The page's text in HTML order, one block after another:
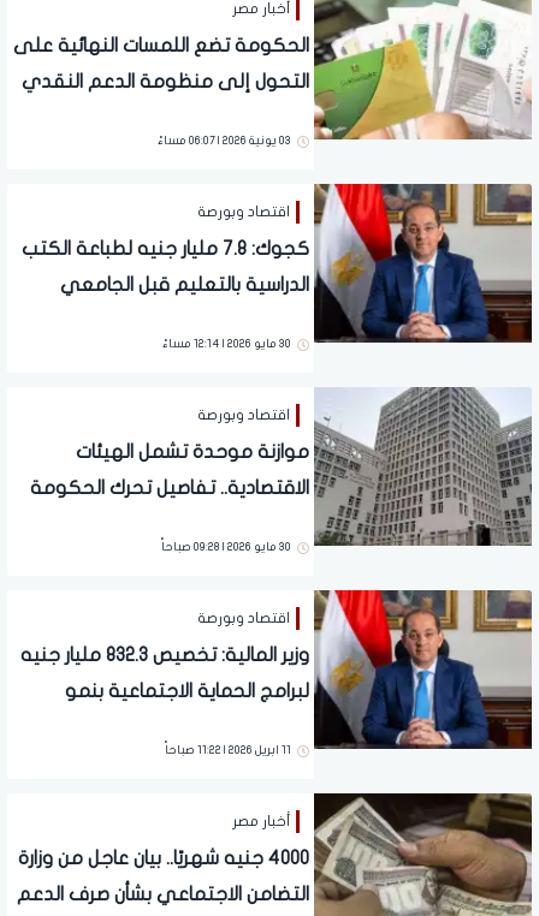
أخبار مصر
الحكومة تضع اللمسات النهائية على
التحول إلى منظومة الدعم النقدي
03 يونية 2026 | 06:07 مساءً
اقتصاد وبورصة
كجوك: 7.8 مليار جنيه لطباعة الكتب
الدراسية بالتعليم قبل الجامعي
30 مايو 2026 | 12:14 مساءً
اقتصاد وبورصة
موازنة موحدة تشمل الهيئات
الاقتصادية.. تفاصيل تحرك الحكومة
30 مايو 2026 | 09:28 صباحاً
اقتصاد وبورصة
وزير المالية: تخصيص 832.3 مليار جنيه
لبرامج الحماية الاجتماعية بنمو
11 ابريل 2026 | 11:22 صباحاً
أخبار مصر
4000 جنيه شهريًا.. بيان عاجل من وزارة
التضامن الاجتماعي بشأن صرف الدعم